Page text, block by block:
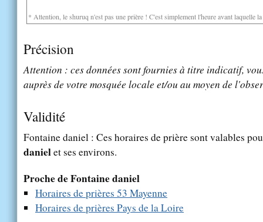
* Attention, le shuruq n'est pas une prière ! C'est simplement l'heure avant laquelle
Précision
Attention : ces données sont fournies à titre indicatif,
auprès de votre mosquée locale et/ou au moyen de
Validité
Fontaine daniel : Ces horaires de prière sont valables
danielet ses environs.
Proche de Fontaine daniel
Horaires de prières 53 Mayenne
Horaires de prières Pays de la Loire